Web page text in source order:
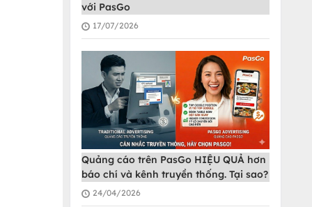
với PasGo
17/07/2026
Quảng cáo trên PasGo HIỆU QUẢ hơn
báo chí và kênh truyền thống. Tại sao?
24/04/2026